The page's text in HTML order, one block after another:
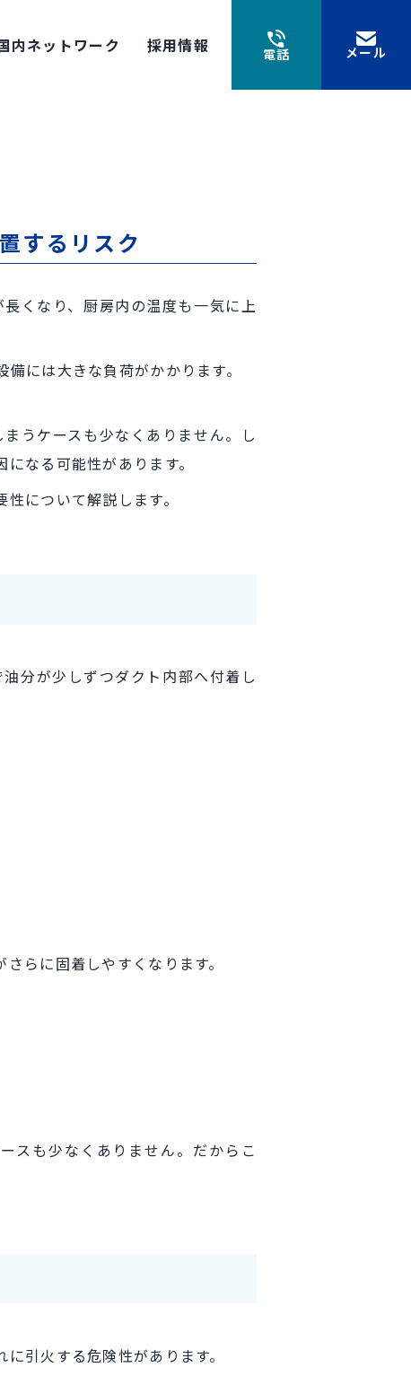
内ネットワーク 採用情報 電話 メール
するリスク
くなり、厨房内の温度も一気に上
には大きな負荷がかかります。
うケースも少なくありません。し
なる可能性があります。
について解説します。
分が少しずつダクト内部へ付着し
らに固着しやすくなります。
スも少なくありません。 だからこ
引火する危険性があります。